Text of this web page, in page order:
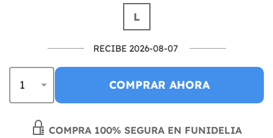
L
RECIBE 2026-08-07
COMPRAR AHORA
COMPRA 100% SEGURA EN FUNIDELIA